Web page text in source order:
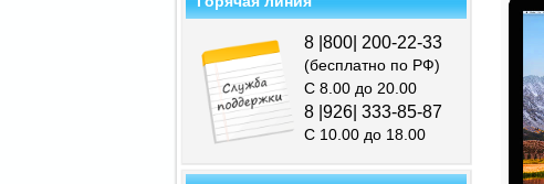
8 |800| 200-22-33
(бесплатно по РФ)
С 8.00 до 20.00
8 |926| 333-85-87
С 10.00 до 18.00